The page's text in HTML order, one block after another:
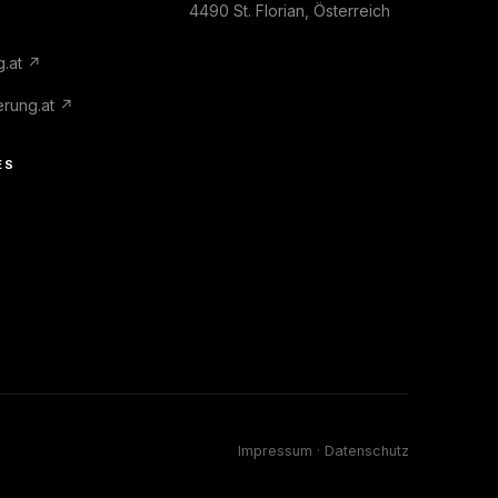
↗
↗
4490 St. Florian, Österreich
Impressum · Datenschutz